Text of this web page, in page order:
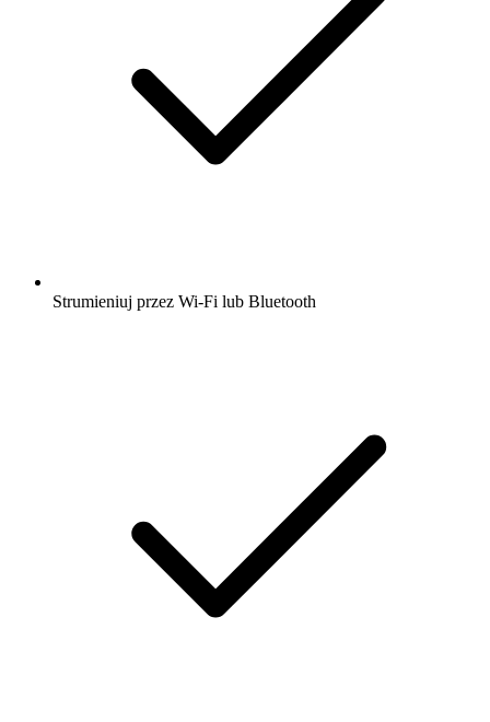
Strumieniuj przez Wi-Fi lub Bluetooth